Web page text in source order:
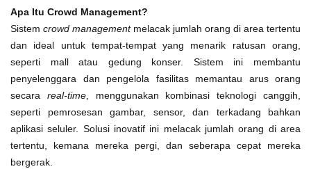
Apa Itu Crowd Management?
Sistem crowd managementmelacak jumlah orang di area tertentu
dan ideal untuk tempat-tempat yang menarik ratusan orang,
seperti mall atau gedung konser. Sistem ini membantu
penyelenggara dan pengelola fasilitas memantau arus orang
secara real-time, menggunakan kombinasi teknologi canggih,
seperti pemrosesan gambar, sensor, dan terkadang bahkan
aplikasi seluler. Solusi inovatif ini melacak jumlah orang di area
tertentu, kemana mereka pergi, dan seberapa cepat mereka
bergerak.